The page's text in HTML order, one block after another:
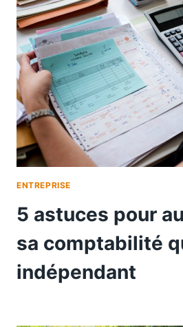
ENTREPRISE
5 astuces pour
sa comptabilité
indépendant